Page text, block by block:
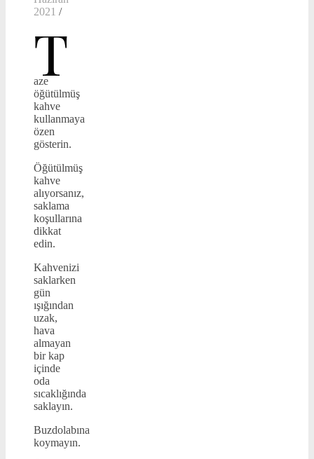
2021 /
T
aze
öğütülmüş
kahve
kullanmaya
özen
gösterin.
Öğütülmüş
kahve
alıyorsanız,
saklama
koşullarına
dikkat
edin.
Kahvenizi
saklarken
gün
ışığından
uzak,
hava
almayan
bir kap
içinde
oda
sıcaklığında
saklayın.
Buzdolabına
koymayın.